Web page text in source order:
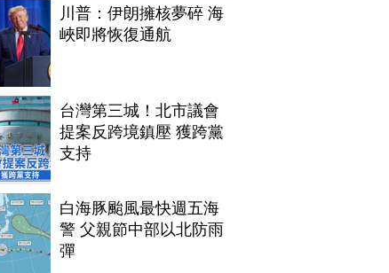
川普：伊朗擁核夢碎 海
峽即將恢復通航
台灣第三城！北市議會
提案反跨境鎮壓 獲跨黨
支持
白海豚颱風最快週五海
警 父親節中部以北防雨
彈